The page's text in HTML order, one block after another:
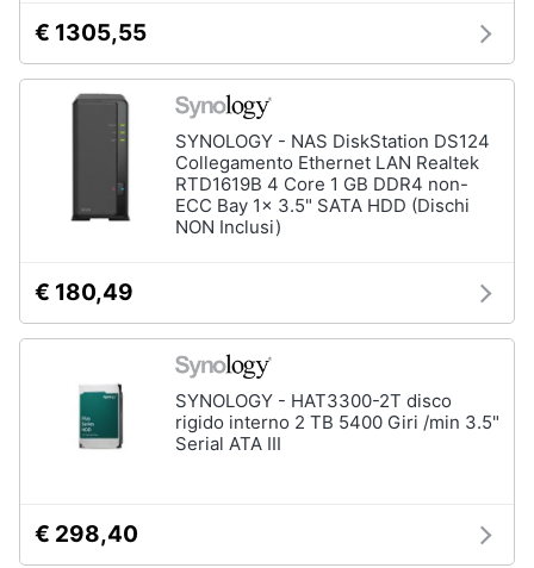
€ 1305,55
SYNOLOGY - NAS DiskStation DS124
Collegamento Ethernet LAN Realtek
RTD1619B 4 Core 1 GB DDR4 non-
ECC Bay 1x 3.5" SATA HDD (Dischi
NON Inclusi)
€ 180,49
SYNOLOGY - HAT3300-2T disco
rigido interno 2 TB 5400 Giri /min 3.5"
Serial ATA III
€ 298,40